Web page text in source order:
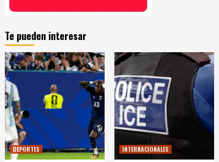
Te pueden interesar
DEPORTES INTERNACIONALES